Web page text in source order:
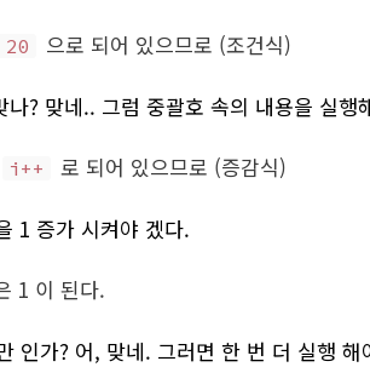
으로 되어 있으므로 (조건식)
나? 맞네.. 그럼 중괄호 속의 내용을 실행
i++ 로 되어 있으므로 (증감식)
1 증가 시켜야 겠다.
1 이 된다.
인가? 어, 맞네. 그러면 한 번 더 실행